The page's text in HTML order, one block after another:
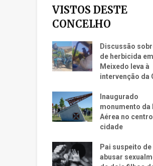
VISTOS DESTE
CONCELHO
Discussão
de herbicida em
Meixedo leva à
intervenção da
Inaugurado
monumento da
Aérea no
cidade
Pai suspeito de
abusar